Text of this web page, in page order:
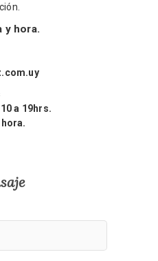
y hora.
a 19hrs.